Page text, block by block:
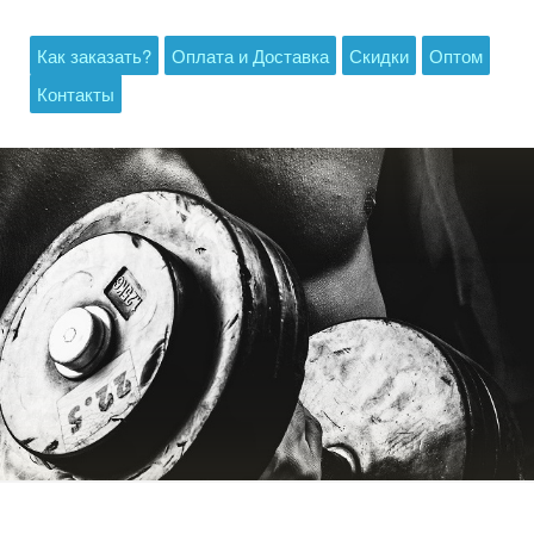
Как заказать? Оплата и Доставка Скидки
Оптом
Контакты